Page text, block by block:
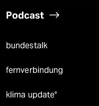
Podcast
bundestalk
fernverbindung
klima update°